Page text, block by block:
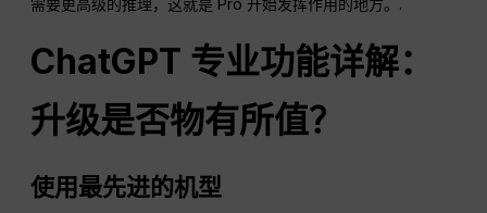
需要更高级的推理，这就是 Pro 开始发挥作用的地方。.
ChatGPT 专业功能详解：
升级是否物有所值？
使用最先进的机型